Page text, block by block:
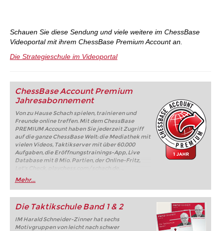
Schauen Sie diese Sendung und viele weitere im ChessBase
Videoportal mit ihrem ChessBase Premium Account an.
Die Strategieschule im Videoportal
ChessBase Account Premium
Jahresabonnement
Von zu Hause Schach spielen, trainieren und
Freunde online treffen. Mit dem ChessBase
PREMIUM Account haben Sie jederzeit Zugriff
auf die ganze ChessBase Welt: die Mediathek mit
vielen Videos, Taktikserver mit über 60.000
Aufgaben, die Eröffnungstrainings-App, Live
Database mit 8 Mio. Partien, der Online-Fritz,
Let's Check, playchess.com/schach.de, ...
Mehr...
Die Taktikschule Band 1 & 2
IM Harald Schneider-Zinner hat sechs
Motivgruppen von leicht nach schwer